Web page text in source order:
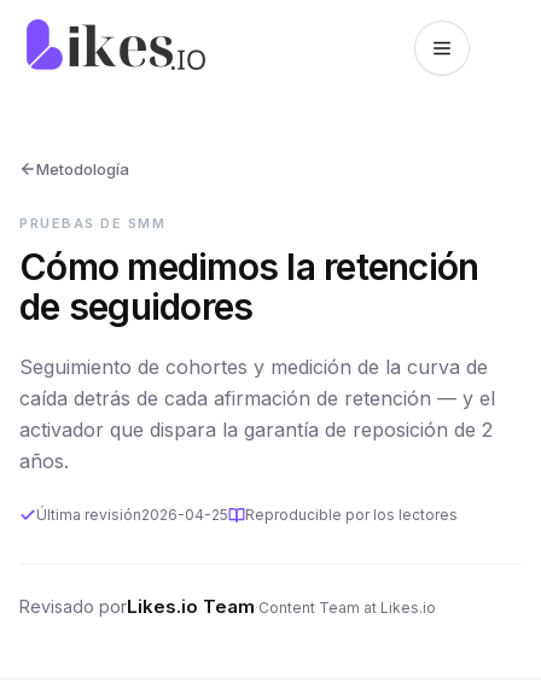
Saltar al contenido
Metodología
PRUEBAS DE SMM
Cómo medimos la retención
de seguidores
Seguimiento de cohortes y medición de la curva de
caída detrás de cada afirmación de retención — y el
activador que dispara la garantía de reposición de 2
años.
Última revisión2026-04-25 Reproducible por los lectores
Revisado porLikes.io Team·Content Team at Likes.io